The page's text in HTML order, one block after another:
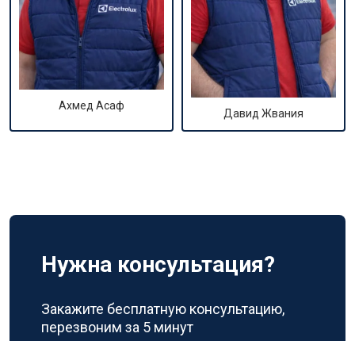
Ахмед Асаф
Давид Жвания
Нужна консультация?
Закажите бесплатную консультацию,
перезвоним за 5 минут